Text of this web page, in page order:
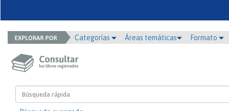
Categorías Áreas temáticas Formato